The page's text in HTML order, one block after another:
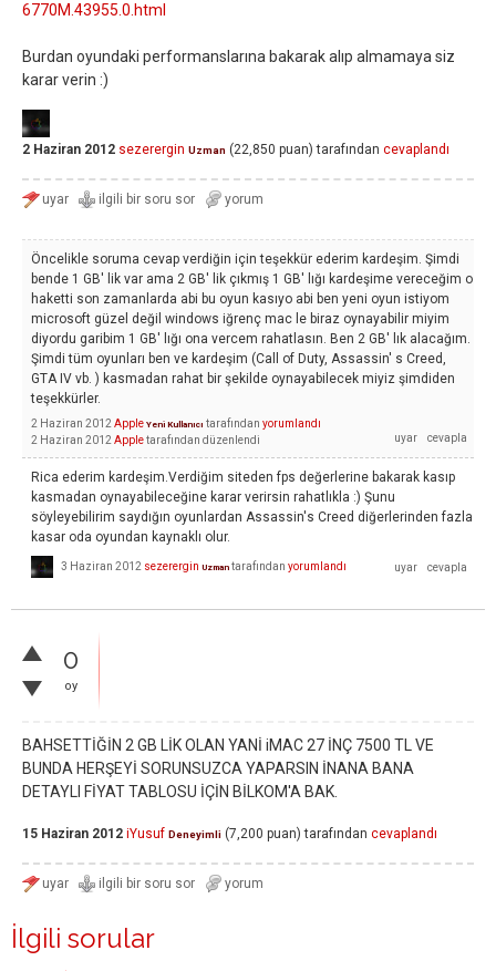
6770M.43955.0.html
Burdan oyundaki performanslarına bakarak alıp almamaya siz
karar verin :)
2 Haziran 2012 sezerergin Uzman (22,850 puan) tarafından cevaplandı
Öncelikle soruma cevap verdiğin için teşekkür ederim kardeşim. Şimdi
bende 1 GB' lik var ama 2 GB' lik çıkmış 1 GB' lığı kardeşime vereceğim o
haketti son zamanlarda abi bu oyun kasıyo abi ben yeni oyun istiyom
microsoft güzel değil windows iğrenç mac le biraz oynayabilir miyim
diyordu garibim 1 GB' lığı ona vercem rahatlasın. Ben 2 GB' lık alacağım.
Şimdi tüm oyunları ben ve kardeşim (Call of Duty, Assassin' s Creed,
GTA IV vb. ) kasmadan rahat bir şekilde oynayabilecek miyiz şimdiden
teşekkürler.
2 Haziran 2012 Apple Yeni Kullanıcı tarafından yorumlandı
2 Haziran 2012 Appletarafından düzenlendi
Rica ederim kardeşim.Verdiğim siteden fps değerlerine bakarak kasıp
kasmadan oynayabileceğine karar verirsin rahatlıkla :) Şunu
söyleyebilirim saydığın oyunlardan Assassin's Creed diğerlerinden fazla
kasar oda oyundan kaynaklı olur.
3 Haziran 2012 sezerergin Uzman tarafından yorumlandı
0
oy
BAHSETTİĞİN 2 GB LİK OLAN YANİ iMAC 27 İNÇ 7500 TL VE
BUNDA HERŞEYİ SORUNSUZCA YAPARSIN İNANA BANA
DETAYLI FİYAT TABLOSU İÇİN BİLKOM'A BAK.
15 Haziran 2012 iYusuf Deneyimli (7,200 puan) tarafından cevaplandı
İlgili sorular